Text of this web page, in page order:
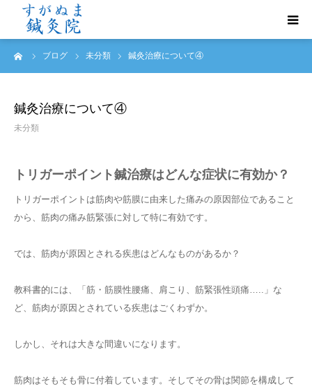
ブログ 未分類 鍼灸治療について④
鍼灸治療について④
未分類
トリガーポイント鍼治療はどんな症状に有効か？
トリガーポイントは筋肉や筋膜に由来した痛みの原因部位であること
から、筋肉の痛み筋緊張に対して特に有効です。
では、筋肉が原因とされる疾患はどんなものがあるか？
教科書的には、「筋・筋膜性腰痛、肩こり、筋緊張性頭痛…..」な
ど、筋肉が原因とされている疾患はごくわずか。
しかし、それは大きな間違いになります。
筋肉はそもそも骨に付着しています。そしてその骨は関節を構成して
初めての方へ
よくあるご質問
ご予約・お問い合わせ
アクセス
症例報告